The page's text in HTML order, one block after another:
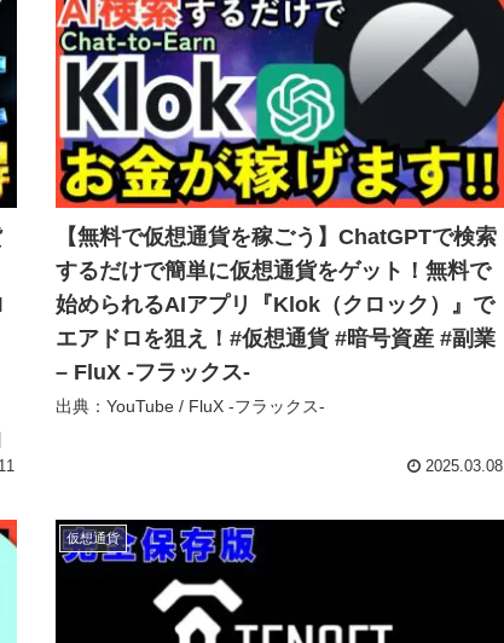
【無料で仮想通貨を稼ごう】ChatGPTで検索
するだけで簡単に仮想通貨をゲット！無料で
始められるAIアプリ『Klok（クロック）』で
エアドロを狙え！#仮想通貨 #暗号資産 #副業
– FluX -フラックス-
出典：YouTube / FluX -フラックス-
2025.03.08
仮想通貨